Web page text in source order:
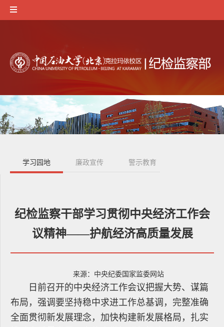
学习园地 廉政宣传 警示教育
纪检监察干部学习贯彻中央经济工作会
议精神——护航经济高质量发展
来源：中央纪委国家监委网站
日前召开的中央经济工作会议把握大势、谋篇
布局，强调要坚持稳中求进工作总基调，完整准确
全面贯彻新发展理念，加快构建新发展格局，扎实